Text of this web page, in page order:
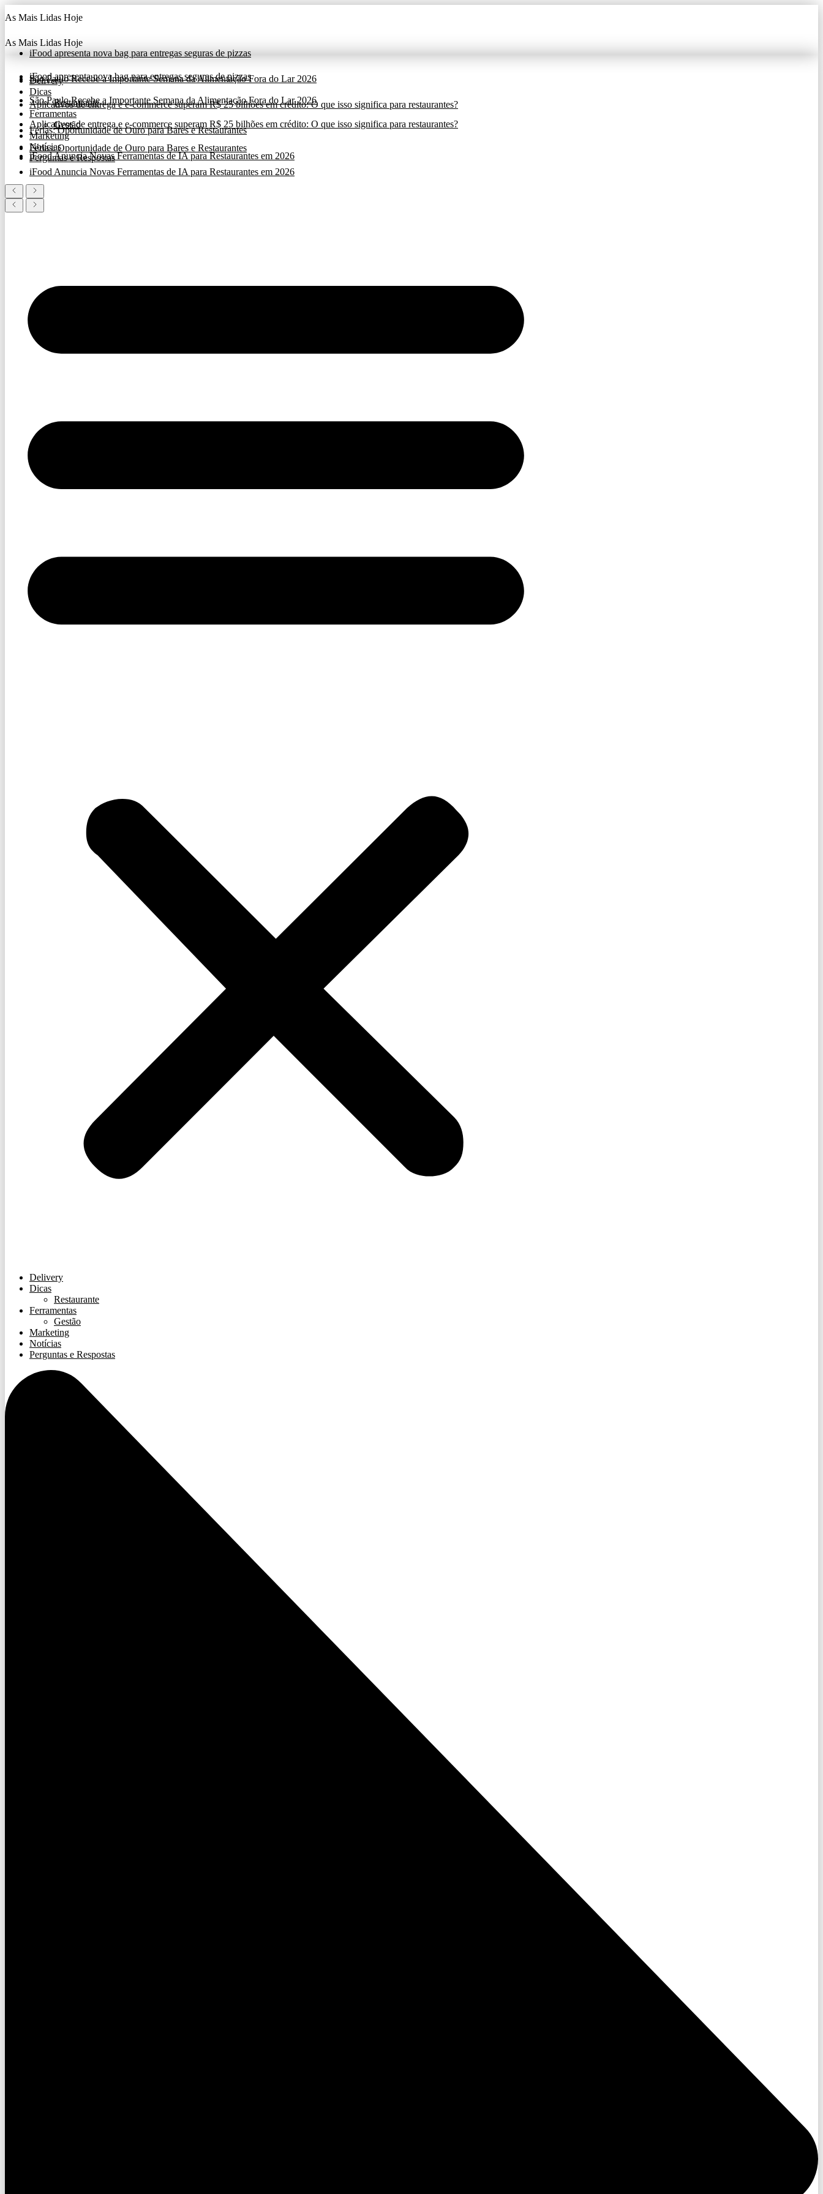
para
conteúdo
As Mais Lidas Hoje
iFood apresenta nova bag para entregas seguras de pizzas
São Paulo Recebe a Importante Semana da Alimentação Fora do Lar 2026
Aplicativos de entrega e e-commerce superam R$ 25 bilhões em crédito: O que isso significa para restaurantes?
Férias: Oportunidade de Ouro para Bares e Restaurantes
iFood Anuncia Novas Ferramentas de IA para Restaurantes em 2026
As Mais Lidas Hoje
iFood apresenta nova bag para entregas seguras de pizzas
São Paulo Recebe a Importante Semana da Alimentação Fora do Lar 2026
Aplicativos de entrega e e-commerce superam R$ 25 bilhões em crédito: O que isso significa para restaurantes?
Férias: Oportunidade de Ouro para Bares e Restaurantes
iFood Anuncia Novas Ferramentas de IA para Restaurantes em 2026
Delivery
Dicas
Restaurante
Ferramentas
Gestão
Marketing
Notícias
Perguntas e Respostas
Delivery
Dicas
Restaurante
Ferramentas
Gestão
Marketing
Notícias
Perguntas e Respostas